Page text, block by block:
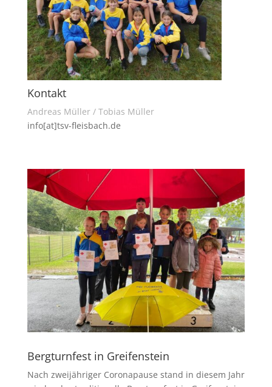
Kontakt
Andreas Müller / Tobias Müller
info[at]tsv-fleisbach.de
Bergturnfest in Greifenstein
Nach zweijähriger Coronapause stand in diesem Jahr